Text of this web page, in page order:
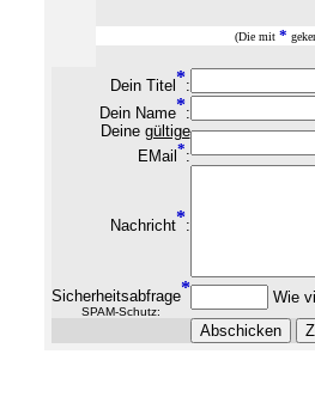
(Die mit *
Dein Titel *:
Dein Name*:
Deine gültige
EMail *:
Nachricht*:
Sicherheitsabfrage*
SPAM-Schutz:
Wie